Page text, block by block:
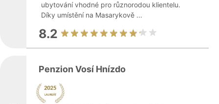
ubytování vhodné pro různorodou klientelu.
Díky umístění na Masarykově ...
8.2
Penzion Vosí Hnízdo